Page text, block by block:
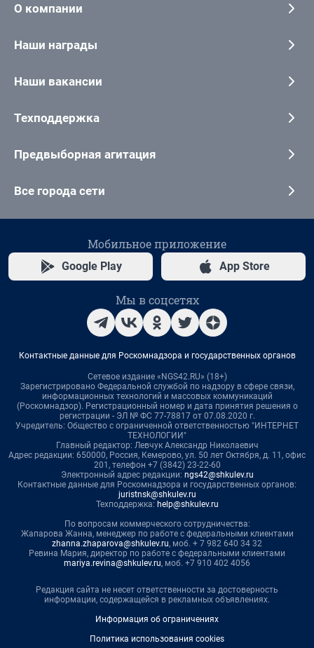
О компании
Наши награды
Наши вакансии
Техподдержка
Предвыборная агитация
Все города сети
Мобильное приложение
Google Play App Store
Мы в соцсетях
Контактные данные для Роскомнадзора и государственных органов
Сетевое издание «NGS42.RU» (18+)
Зарегистрировано Федеральной службой по надзору в сфере связи,
информационных технологий и массовых коммуникаций
(Роскомнадзор). Регистрационный номер и дата принятия решения о
регистрации - ЭЛ № ФС 77-78817 от 07.08.2020 г.
Учредитель: Общество с ограниченной ответственностью "ИНТЕРНЕТ
ТЕХНОЛОГИИ"
Главный редактор: Левчук Александр Николаевич
Адрес редакции: 650000, Россия, Кемерово, ул. 50 лет Октября, д. 11, офис
201, телефон +7 (3842) 23-22-60
Электронный адрес редакции: ngs42@shkulev.ru
Контактные данные для Роскомнадзора и государственных органов:
juristnsk@shkulev.ru
Техподдержка: help@shkulev.ru
По вопросам коммерческого сотрудничества:
Жапарова Жанна, менеджер по работе с федеральными клиентами
zhanna.zhaparova@shkulev.ru, моб. + 7 982 640 34 32
Ревина Мария, директор по работе с федеральными клиентами
mariya.revina@shkulev.ru, моб. +7 910 402 4056
Редакция сайта не несет ответственности за достоверность
информации, содержащейся в рекламных объявлениях.
Информация об ограничениях
Политика использования cookies